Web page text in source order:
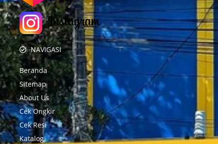
NAVIGASI
Beranda
Sitemap
About Us
Cek Ongkir
Cek Resi
Katalog